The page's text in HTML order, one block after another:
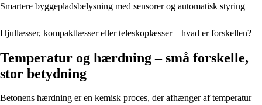
Smartere byggepladsbelysning med sensorer og automatisk styring
Hjullæsser, kompaktlæsser eller teleskoplæsser – hvad er forskellen?
Temperatur og hærdning – små forskelle,
stor betydning
Betonens hærdning er en kemisk proces, der afhænger af temperatur